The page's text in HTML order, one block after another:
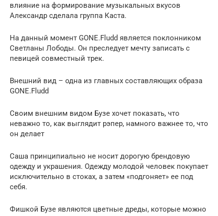
влияние на формирование музыкальных вкусов
Александр сделала группа Каста.
На данный момент GONE.Fludd является поклонником
Светланы Лободы. Он преследует мечту записать с
певицей совместный трек.
Внешний вид – одна из главных составляющих образа
GONE.Fludd
Своим внешним видом Бузе хочет показать, что
неважно то, как выглядит рэпер, намного важнее то, что
он делает
Саша принципиально не носит дорогую брендовую
одежду и украшения. Одежду молодой человек покупает
исключительно в стоках, а затем «подгоняет» ее под
себя.
Фишкой Бузе являются цветные дреды, которые можно